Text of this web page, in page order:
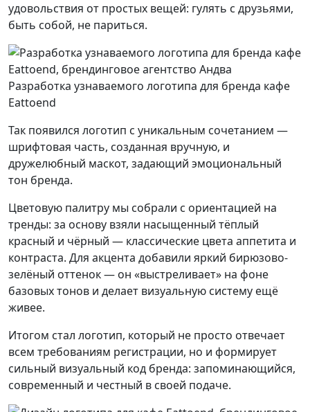
удовольствия от простых вещей: гулять с друзьями,
быть собой, не париться.
Разработка узнаваемого логотипа для бренда кафе
Eattoend
Так появился логотип с уникальным сочетанием —
шрифтовая часть, созданная вручную, и
дружелюбный маскот, задающий эмоциональный
тон бренда.
Цветовую палитру мы собрали с ориентацией на
тренды: за основу взяли насыщенный тёплый
красный и чёрный — классические цвета аппетита и
контраста. Для акцента добавили яркий бирюзово-
зелёный оттенок — он «выстреливает» на фоне
базовых тонов и делает визуальную систему ещё
живее.
Итогом стал логотип, который не просто отвечает
всем требованиям регистрации, но и формирует
сильный визуальный код бренда: запоминающийся,
современный и честный в своей подаче.